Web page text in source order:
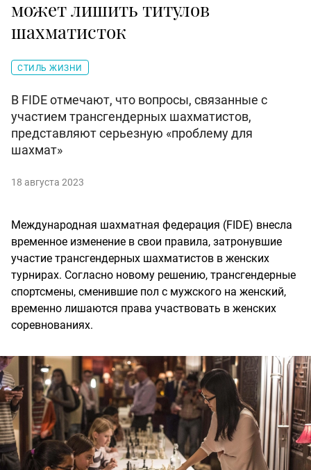
может лишить титулов
шахматисток
СТИЛЬ ЖИЗНИ
В FIDE отмечают, что вопросы, связанные с
участием трансгендерных шахматистов,
представляют серьезную «проблему для
шахмат»
18 августа 2023
Международная шахматная федерация (FIDE) внесла
временное изменение в свои правила, затронувшие
участие трансгендерных шахматистов в женских
турнирах. Согласно новому решению, трансгендерные
спортсмены, сменившие пол с мужского на женский,
временно лишаются права участвовать в женских
соревнованиях.